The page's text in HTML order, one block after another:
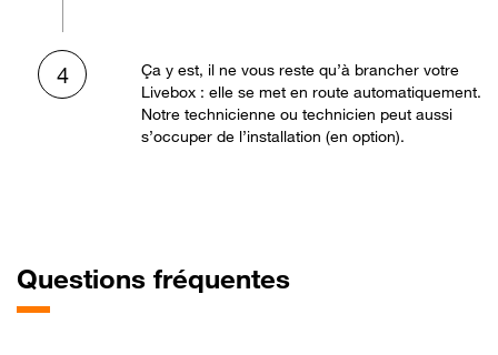
4
Ça y est, il ne vous reste qu’à brancher votre
Livebox : elle se met en route automatiquement.
Notre technicienne ou technicien peut aussi
s’occuper de l’installation (en option).
Questions fréquentes